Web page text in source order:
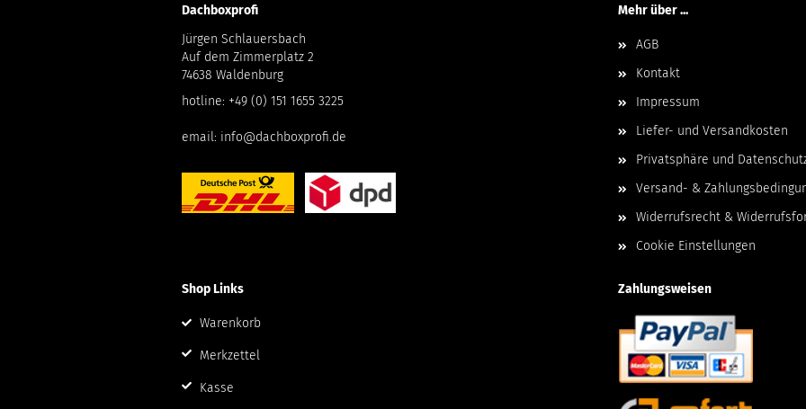
Dachboxprofi
Jürgen Schlauersbach
Auf dem Zimmerplatz 2
74638 Waldenburg
hotline: +49 (0) 151 1655 3225
email: info@dachboxprofi.de
Mehr über ...
AGB
Kontakt
Impressum
Liefer- und Versandkosten
Privatsphäre und
Versand- &
Widerrufsrecht &
Cookie Einstellungen
Shop Links
Warenkorb
Merkzettel
Kasse
Zahlungsweisen